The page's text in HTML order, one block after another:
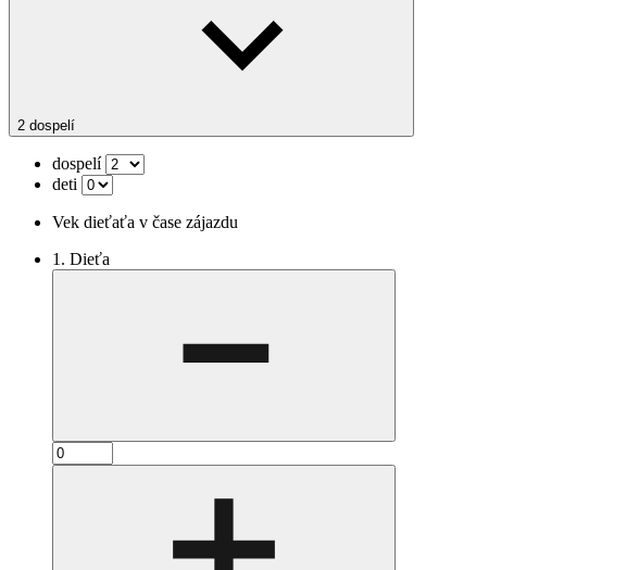
2 dospelí
dospelí
deti
Vek dieťaťa v čase zájazdu
1. Dieťa